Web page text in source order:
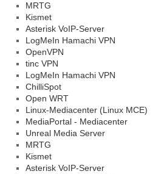
MRTG
Kismet
Asterisk VoIP-Server
LogMeIn Hamachi VPN
OpenVPN
tinc VPN
LogMeIn Hamachi VPN
ChilliSpot
Open WRT
Linux-Mediacenter (Linux MCE)
MediaPortal - Mediacenter
Unreal Media Server
MRTG
Kismet
Asterisk VoIP-Server